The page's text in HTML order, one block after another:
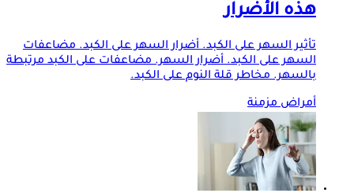
هذه الأضرار
تأثير السهر على الكبد. أضرار السهر على الكبد. مضاعفات
السهر على الكبد. أضرار السهر. مضاعفات على الكبد مرتبطة
بالسهر. مخاطر قلة النوم على الكبد.
أمراض مزمنة